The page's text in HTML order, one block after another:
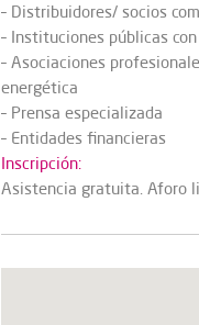
– Distribuidores/ socios
– Instituciones públicas
– Asociaciones
energética
– Prensa especializada
– Entidades financieras
Inscripción:
Asistencia gratuita. Aforo